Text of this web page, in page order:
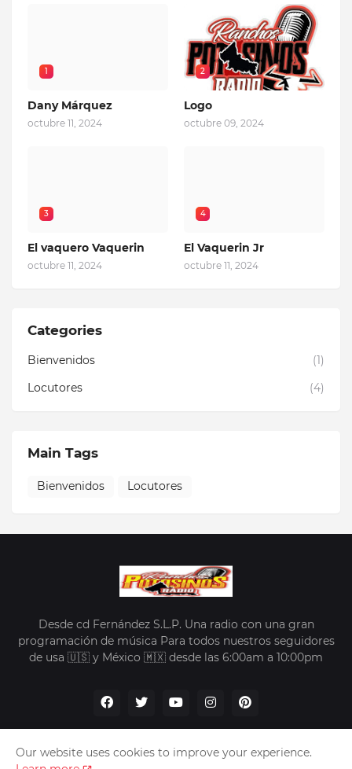
1
Dany Márquez
octubre 11, 2024
2
Logo
octubre 09, 2024
3
El vaquero Vaquerin
octubre 11, 2024
4
El Vaquerin Jr
octubre 11, 2024
Categories
Bienvenidos
(1)
Locutores
(4)
Main Tags
Bienvenidos Locutores
Desde cd Fernández S.L.P. Una radio con una gran
programación de música Para todos nuestros seguidores
de usa 🇺🇸 y México 🇲🇽 desde las 6:00am a 10:00pm
Our website uses cookies to improve your experience.